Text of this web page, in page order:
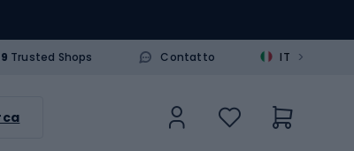
Trusted Shops Contatto IT >